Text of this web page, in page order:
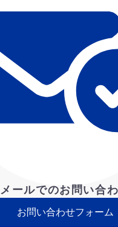
メールでのお問い合
お問い合わせフォーム